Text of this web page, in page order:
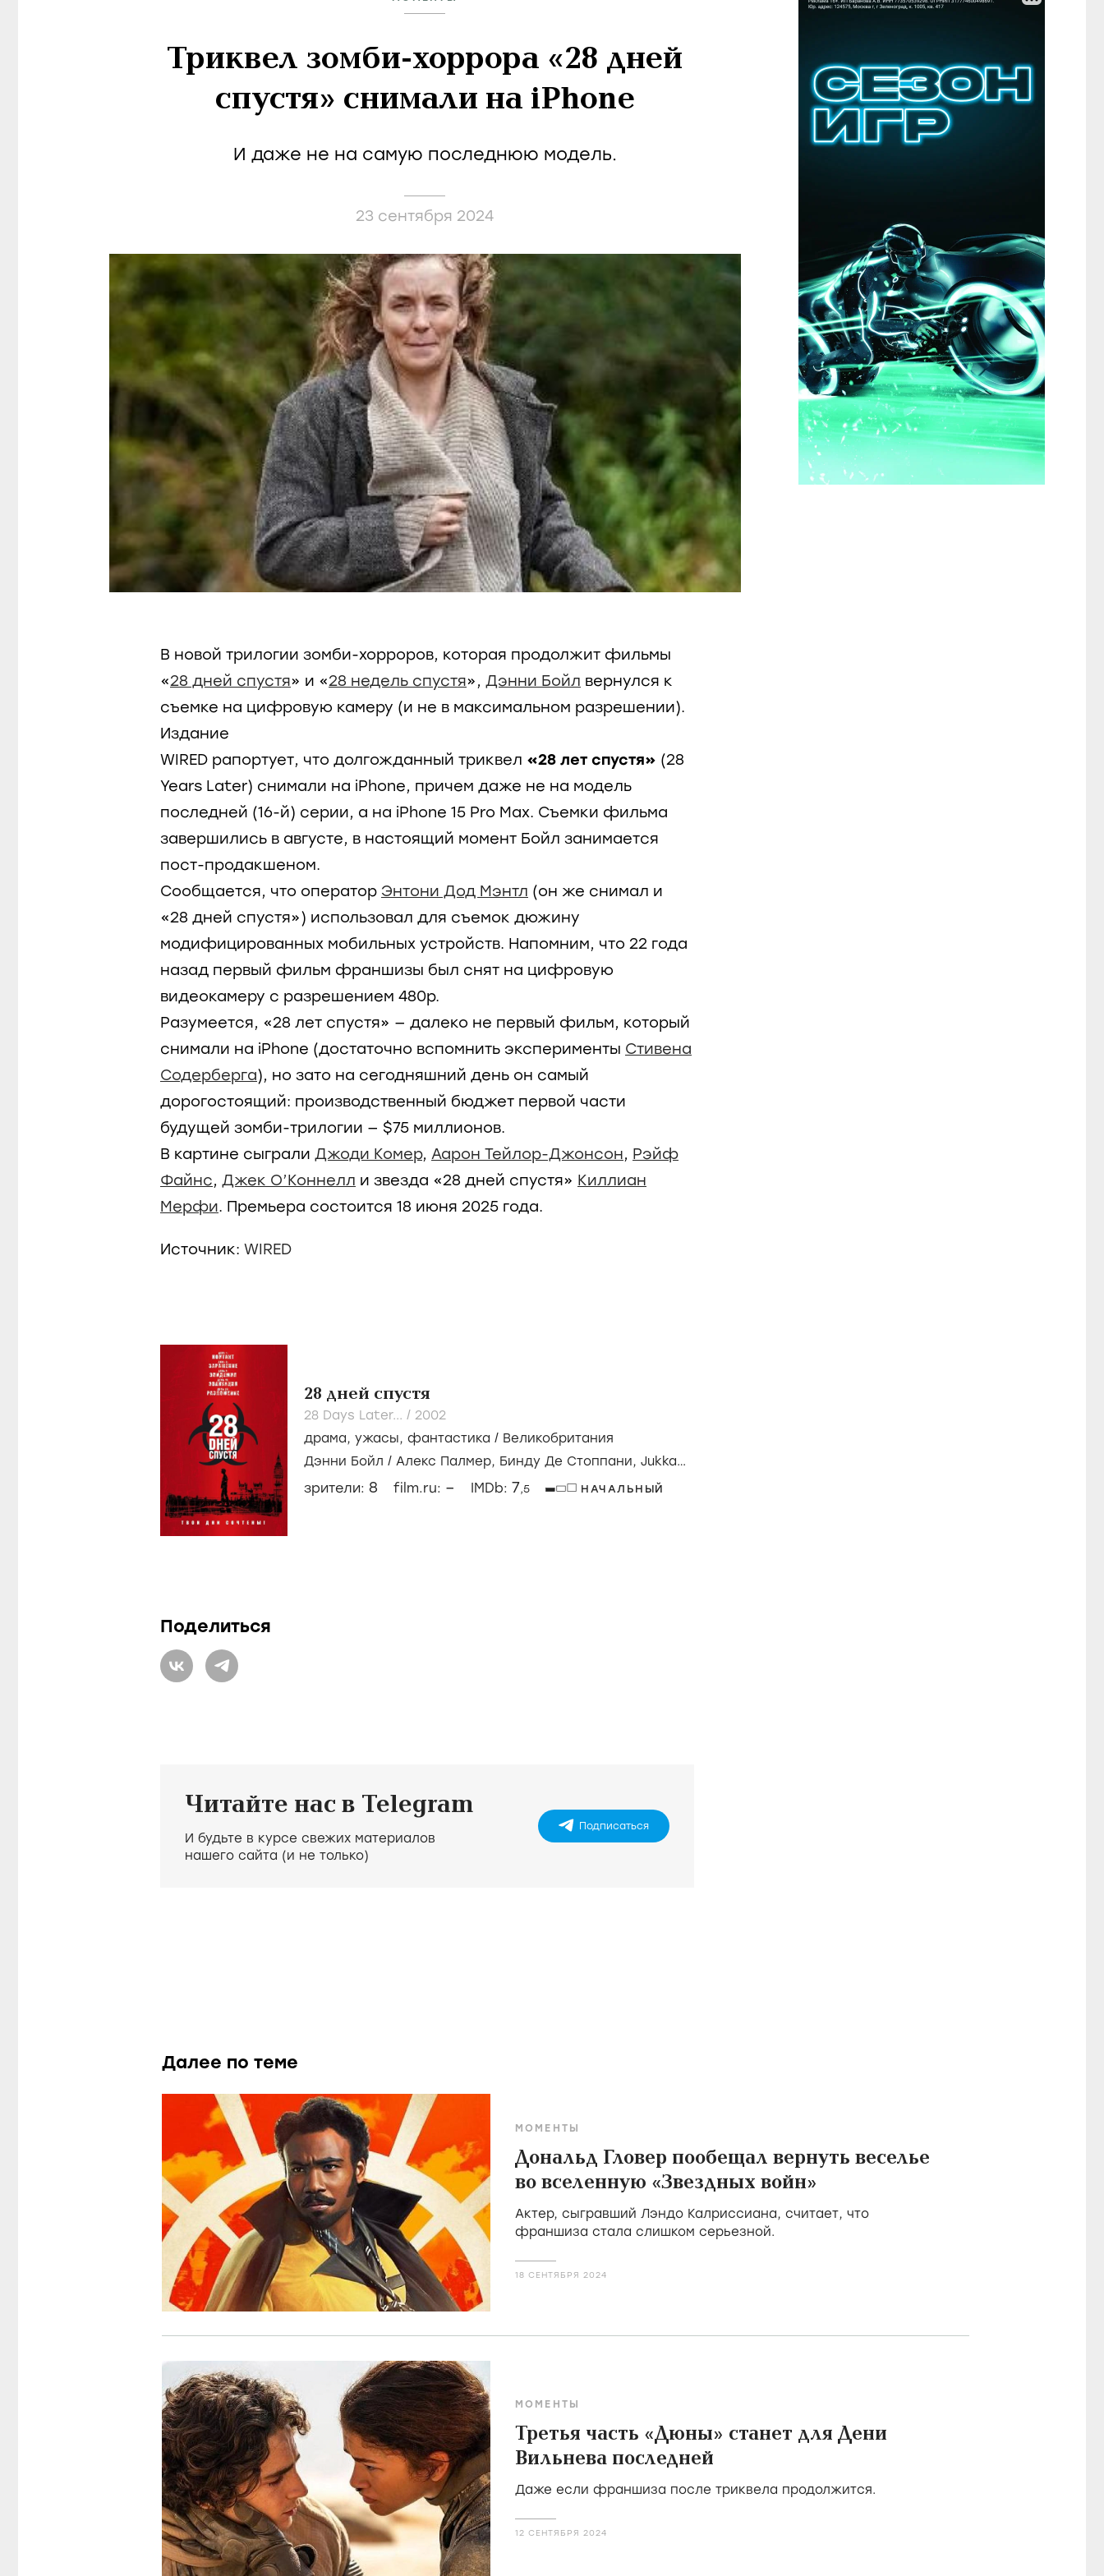
Триквел зомби-хоррора «28 дней
спустя» снимали на iPhone
И даже не на самую последнюю модель.
23 сентября 2024
В новой трилогии зомби-хорроров, которая продолжит фильмы
«28 дней спустя» и «28 недель спустя», Дэнни Бойл вернулся к
съемке на цифровую камеру (и не в максимальном разрешении).
Издание
WIRED рапортует, что долгожданный триквел «28 лет спустя» (28
Years Later) снимали на iPhone, причем даже не на модель
последней (16-й) серии, а на iPhone 15 Pro Max. Съемки фильма
завершились в августе, в настоящий момент Бойл занимается
пост-продакшеном.
Сообщается, что оператор Энтони Дод Мэнтл (он же снимал и
«28 дней спустя») использовал для съемок дюжину
модифицированных мобильных устройств. Напомним, что 22 года
назад первый фильм франшизы был снят на цифровую
видеокамеру с разрешением 480р.
Разумеется, «28 лет спустя» — далеко не первый фильм, который
снимали на iPhone (достаточно вспомнить эксперименты Стивена
Содерберга), но зато на сегодняшний день он самый
дорогостоящий: производственный бюджет первой части
будущей зомби-трилогии — $75 миллионов.
В картине сыграли Джоди Комер, Аарон Тейлор-Джонсон, Рэйф
Файнс, Джек О’Коннелл и звезда «28 дней спустя» Киллиан
Мерфи. Премьера состоится 18 июня 2025 года.
Источник: WIRED
28 дней спустя
28 Days Later... / 2002
драма, ужасы, фантастика / Великобритания
Дэнни Бойл / Алекс Палмер, Бинду Де Стоппани, Jukka
зрители: 8 film.ru: – IMDb: 7,5 НАЧАЛЬНЫЙ
Поделиться
Читайте нас в Telegram
И будьте в курсе свежих материалов
нашего сайта (и не только)
Подписаться
Далее по теме
МОМЕНТЫ
Дональд Гловер пообещал вернуть веселье
во вселенную «Звездных войн»
Актер, сыгравший Лэндо Калриссиана, считает, что
франшиза стала слишком серьезной.
18 СЕНТЯБРЯ 2024
МОМЕНТЫ
Третья часть «Дюны» станет для Дени
Вильнева последней
Даже если франшиза после триквела продолжится.
12 СЕНТЯБРЯ 2024